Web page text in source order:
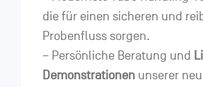
die für einen sicheren und
Probenfluss sorgen.
– Persönliche Beratung und
Demonstrationenunserer